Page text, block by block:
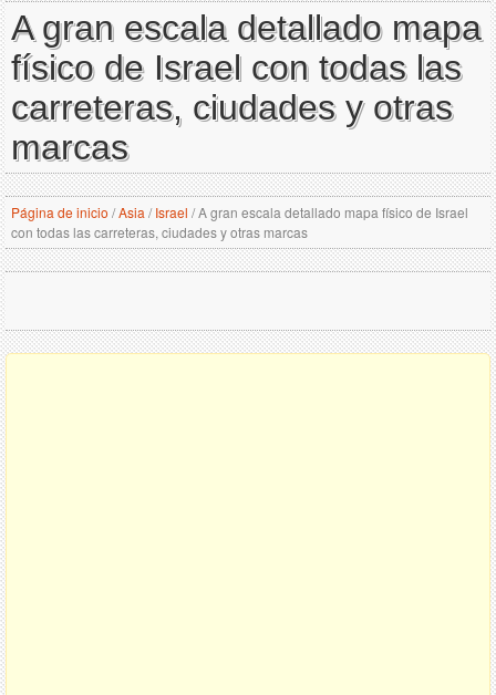
A gran escala detallado mapa
físico de Israel con todas las
carreteras, ciudades y otras
marcas
Página de inicio /Asia / Israel /A gran escala detallado mapa físico de Israel
con todas las carreteras, ciudades y otras marcas